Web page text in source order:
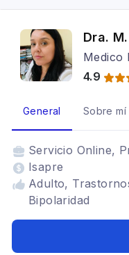
Dra.
Medico
4.9
General Sobre mí
Servicio Online,
Isapre
Adulto,
Bipolaridad